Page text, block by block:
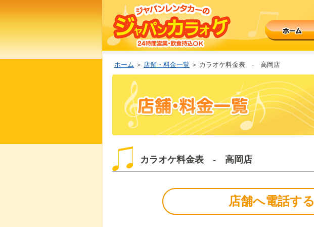
ホーム ＞ 店舗・料金一覧 ＞ カラオケ料金表 - 高岡店
カラオケ料金表 - 高岡店
店舗へ電話する